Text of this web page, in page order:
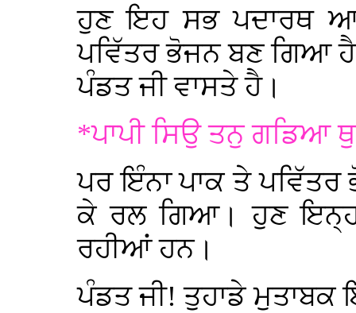
ਹੁਣ ਇਹ ਸਭ ਪਦਾਰਥ
ਪਵਿੱਤਰ ਭੋਜਨ ਬਣ ਗਿਆ
ਪੰਡਤ ਜੀ ਵਾਸਤੇ ਹੈ।
*ਪਾਪੀ ਸਿਉ ਤਨੁ ਗਡਿਆ
ਪਰ ਇੰਨਾ ਪਾਕ ਤੇ ਪਵਿੱਤਰ
ਕੇ ਰਲ ਗਿਆ। ਹੁਣ
ਰਹੀਆਂ ਹਨ।
ਪੰਡਤ ਜੀ! ਤੁਹਾਡੇ ਮੁਤਾਬਕ